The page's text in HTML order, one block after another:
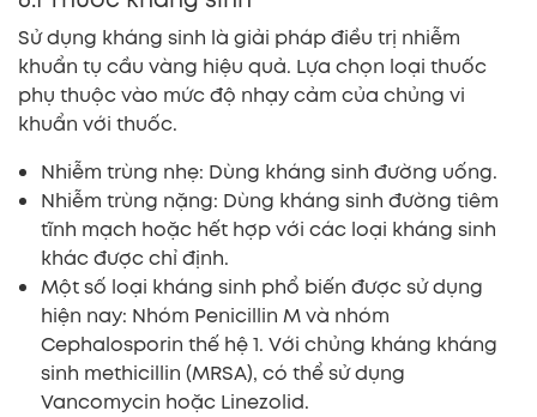
Sử dụng kháng sinh là giải pháp điều trị nhiễm
khuẩn tụ cầu vàng hiệu quả. Lựa chọn loại thuốc
phụ thuộc vào mức độ nhạy cảm của chủng vi
khuẩn với thuốc.
Nhiễm trùng nhẹ: Dùng kháng sinh đường uống.
Nhiễm trùng nặng: Dùng kháng sinh đường tiêm
tĩnh mạch hoặc hết hợp với các loại kháng sinh
khác được chỉ định.
Một số loại kháng sinh phổ biến được sử dụng
hiện nay: Nhóm Penicillin M và nhóm
Cephalosporin thế hệ 1. Với chủng kháng kháng
sinh methicillin (MRSA), có thể sử dụng
Vancomycin hoặc Linezolid.